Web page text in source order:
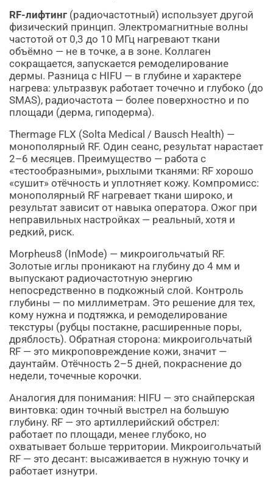
RF-лифтинг (радиочастотный) использует другой
физический принцип. Электромагнитные волны
частотой от 0,3 до 10 МГц нагревают ткани
объёмно — не в точке, а в зоне. Коллаген
сокращается, запускается ремоделирование
дермы. Разница с HIFU — в глубине и характере
нагрева: ультразвук работает точечно и глубоко (до
SMAS), радиочастота — более поверхностно и по
площади (дерма, гиподерма).
Thermage FLX (Solta Medical / Bausch Health) —
монополярный RF. Один сеанс, результат нарастает
2–6 месяцев. Преимущество — работа с
«тестообразными», рыхлыми тканями: RF хорошо
«сушит» отёчность и уплотняет кожу. Компромисс:
монополярный RF нагревает ткани широко, и
результат зависит от навыка оператора. Ожог при
неправильных настройках — реальный, хотя и
редкий, риск.
Morpheus8 (InMode) — микроигольчатый RF.
Золотые иглы проникают на глубину до 4 мм и
выпускают радиочастотную энергию
непосредственно в подкожный слой. Контроль
глубины — по миллиметрам. Это решение для тех,
кому нужна и подтяжка, и ремоделирование
текстуры (рубцы постакне, расширенные поры,
дряблость). Обратная сторона: микроигольчатый
RF — это микроповреждение кожи, значит —
даунтайм. Отёчность 2–5 дней, покраснение до
недели, точечные корочки.
Аналогия для понимания: HIFU — это снайперская
винтовка: один точный выстрел на большую
глубину. RF — это артиллерийский обстрел:
работает по площади, менее глубоко, но
охватывает больше территории. Микроигольчатый
RF — это десант: высаживается в нужную точку и
работает изнутри.